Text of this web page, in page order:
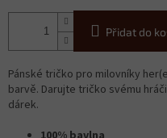
Přidat do
Pánské tričko pro milovníky
barvě. Darujte tričko svému
dárek.